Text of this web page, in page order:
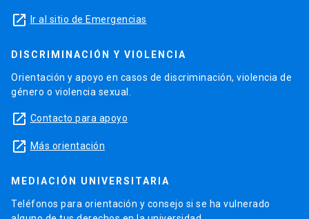
launch Ir al sitio de Emergencias
DISCRIMINACIÓN Y VIOLENCIA
Orientación y apoyo en casos de discriminación, violencia de
género o violencia sexual.
launch Contacto para apoyo
launch Más orientación
MEDIACIÓN UNIVERSITARIA
Teléfonos para orientación y consejo si se ha vulnerado